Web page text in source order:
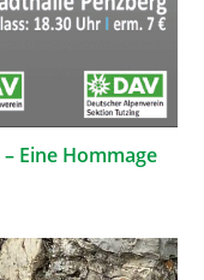
Eine Hommage